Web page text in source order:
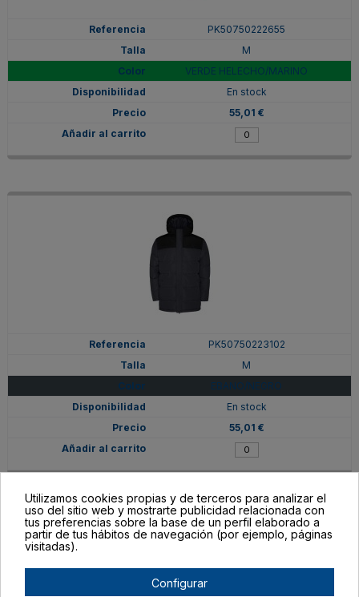
PK50750222655
M
VERDE HELECHO/MARINO
En stock
55,01 €
PK50750223102
M
EBANO/NEGRO
En stock
55,01 €
Utilizamos cookies propias y de terceros para analizar el
uso del sitio web y mostrarte publicidad relacionada con
tus preferencias sobre la base de un perfil elaborado a
partir de tus hábitos de navegación (por ejemplo, páginas
visitadas).
Configurar